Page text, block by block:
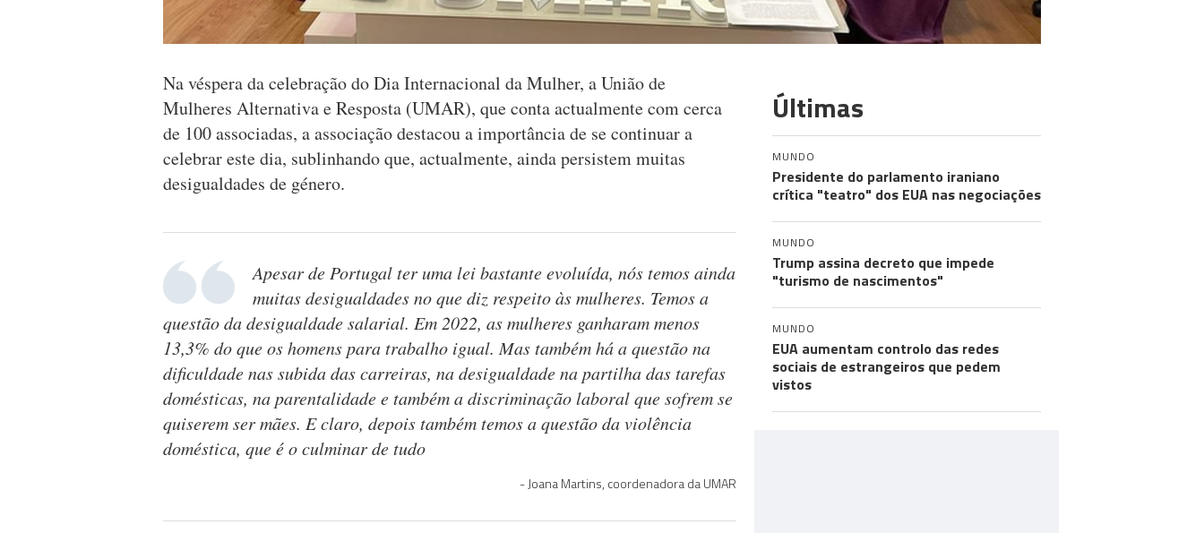
Na véspera da celebração do Dia Internacional da Mulher, a União de
Mulheres Alternativa e Resposta (UMAR), que conta actualmente com cerca
de 100 associadas, a associação destacou a importância de se continuar a
celebrar este dia, sublinhando que, actualmente, ainda persistem muitas
desigualdades de género.
Apesar de Portugal ter uma lei bastante evoluída, nós temos ainda
muitas desigualdades no que diz respeito às mulheres. Temos a
questão da desigualdade salarial. Em 2022, as mulheres ganharam menos
13,3% do que os homens para trabalho igual. Mas também há a questão na
dificuldade nas subida das carreiras, na desigualdade na partilha das tarefas
domésticas, na parentalidade e também a discriminação laboral que sofrem se
quiserem ser mães. E claro, depois também temos a questão da violência
doméstica, que é o culminar de tudo
Joana Martins, coordenadora da UMAR
Últimas
MUNDO
Presidente do parlamento iraniano
crítica "teatro" dos EUA nas negociações
MUNDO
Trump assina decreto que impede
"turismo de nascimentos"
MUNDO
EUA aumentam controlo das redes
sociais de estrangeiros que pedem
vistos